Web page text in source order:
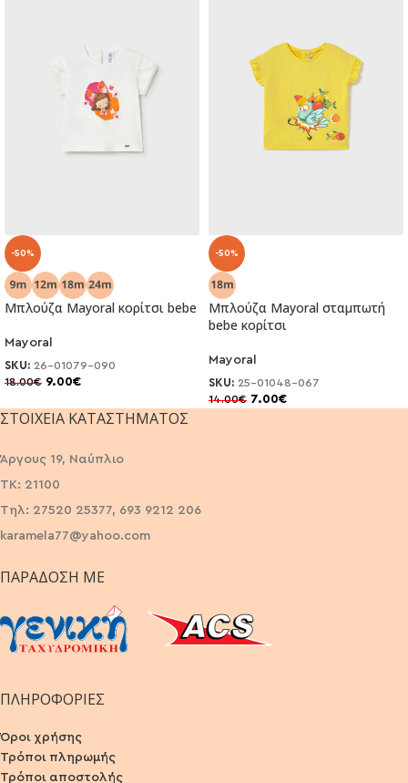
-50%
Μπλούζα Mayoral κορίτσι bebe
Mayoral
SKU: 26-01079-090
18.00€ 9.00€
-50%
Μπλούζα Mayoral σταμπωτή
bebe κορίτσι
Mayoral
SKU: 25-01048-067
14.00€ 7.00€
ΣΤΟΙΧΕΊΑ ΚΑΤΑΣΤΉΜΑΤΟΣ
Άργους 19, Ναύπλιο
ΤΚ: 21100
Τηλ: 27520 25377, 693 9212 206
karamela77@yahoo.com
ΠΑΡΆΔΟΣΗ ΜΕ
ΠΛΗΡΟΦΟΡΙΕΣ
Όροι χρήσης
Τρόποι πληρωμής
Τρόποι αποστολής